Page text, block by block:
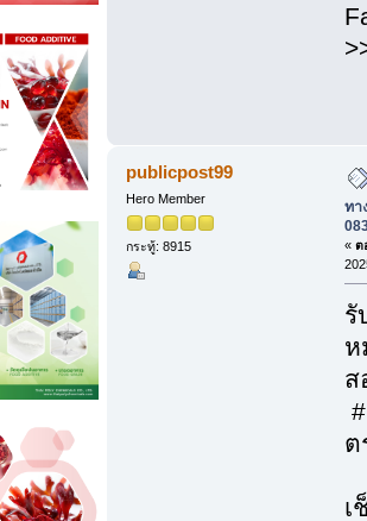
publicpost99
Hero Member
กระทู้: 8915
ทา
« ต
รั
ห
ส
ต
เ